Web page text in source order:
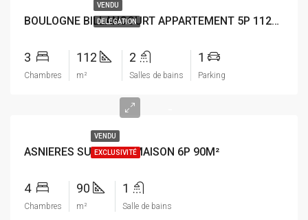
VENDU
DELEGATION BOULOGNE BILLANCOURT APPARTEMENT 5P 112M²
3
Chambres
112
m²
2
Salles de bains
1
Parking
VENDU
EXCLUSIVITÉ
ASNIERES SUR SEINE MAISON 6P 90M²
4
Chambres
90
m²
1
Salle de bains